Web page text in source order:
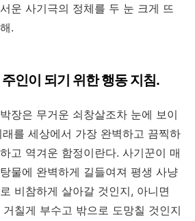
운 사기극의 정체를 두 눈 크게 뜨
.
인이 되기 위한 행동 지침.
장은 무거운 쇠창살조차 눈에 보이
를 세상에서 가장 완벽하고 끔찍하
고 역겨운 함정이란다. 사기꾼이 매
물에 완벽하게 길들여져 평생 사냥
비참하게 살아갈 것인지, 아니면
칠게 부수고 밖으로 도망칠 것인지